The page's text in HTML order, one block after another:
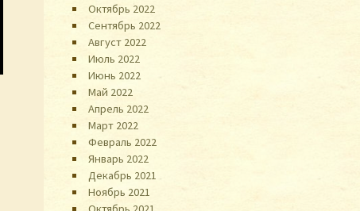
Октябрь 2022
Сентябрь 2022
Август 2022
Июль 2022
Июнь 2022
Май 2022
Апрель 2022
Март 2022
Февраль 2022
Январь 2022
Декабрь 2021
Ноябрь 2021